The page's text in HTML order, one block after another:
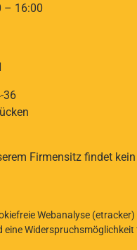
– 16:00
36
Firmensitz findet
Webanalyse (etracker)
Widerspruchsmöglichkeit